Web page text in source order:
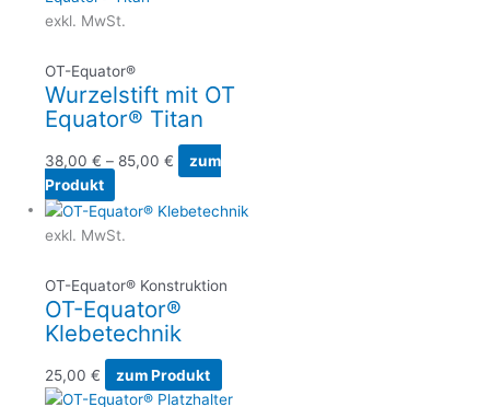
exkl. MwSt.
OT-Equator®
Wurzelstift mit OT
Equator® Titan
38,00€ – 85,00€
zum
Produkt
exkl. MwSt.
OT-Equator® Konstruktion
OT-Equator®
Klebetechnik
25,00€ zum Produkt